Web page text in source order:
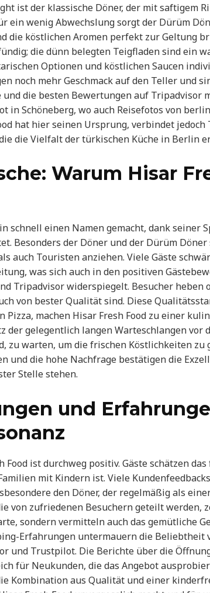
ist der klassische Döner, der mit saftigem
ein wenig Abwechslung sorgt der Dürüm
die köstlichen Aromen perfekt zur Geltung
die dünn belegten Teigfladen sind ein
Optionen und köstlichen Saucen
noch mehr Geschmack auf den Teller und
und die besten Bewertungen auf Tripadvisor
in Schöneberg, wo auch Reisefotos von
hat hier seinen Ursprung, verbindet
die Vielfalt der türkischen Küche in Berlin
Warum Hisar
schnell einen Namen gemacht, dank seiner
Besonders der Döner und der Dürüm
auch Touristen anziehen. Viele Gäste
was sich auch in den positiven
Tripadvisor widerspiegelt. Besucher heben
von bester Qualität sind. Diese
machen Hisar Fresh Food zu einer
der gelegentlich langen Warteschlangen vor
zu warten, um die frischen Köstlichkeiten zu
und die hohe Nachfrage bestätigen die
Stelle stehen.
und
Food ist durchweg positiv. Gäste schätzen
mit Kindern ist. Viele
den Döner, der regelmäßig als
von zufriedenen Besuchern geteilt werden,
sondern vermitteln auch das gemütliche
Erfahrungen untermauern die Beliebtheit
und Trustpilot. Die Berichte über die
für Neukunden, die das Angebot
Kombination aus Qualität und einer